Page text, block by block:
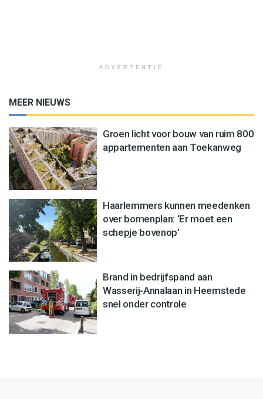
ADVERTENTIE
MEER NIEUWS
Groen licht voor bouw van ruim 800
appartementen aan Toekanweg
Haarlemmers kunnen meedenken
over bomenplan: ‘Er moet een
schepje bovenop’
Brand in bedrijfspand aan
Wasserij-Annalaan in Heemstede
snel onder controle